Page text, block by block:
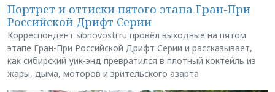
Портрет и оттиски пятого этапа Гран-При
Российской Дрифт Серии
Корреспондент sibnovosti.ru провёл выходные на пятом
этапе Гран-При Российской Дрифт Серии и рассказывает,
как сибирский уик-энд превратился в плотный коктейль из
жары, дыма, моторов и зрительского азарта